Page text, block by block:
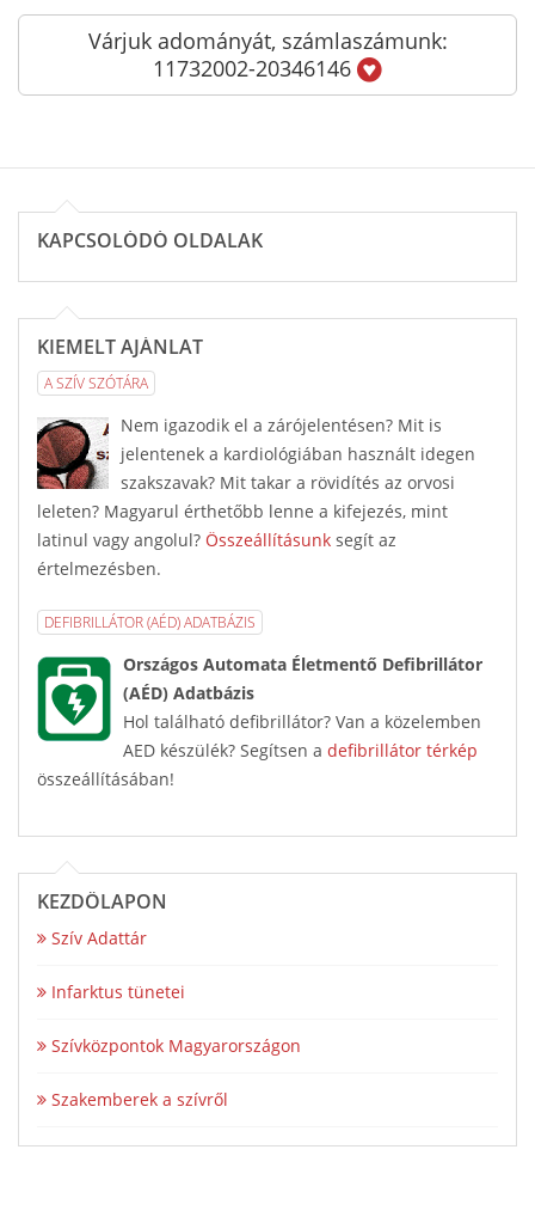
Várjuk adományát, számlaszámunk:
11732002-20346146
KAPCSOLÓDÓ OLDALAK
KIEMELT AJÁNLAT
A SZÍV SZÓTÁRA
Nem igazodik el a zárójelentésen? Mit is
jelentenek a kardiológiában használt idegen
szakszavak? Mit takar a rövidítés az orvosi
leleten? Magyarul érthetőbb lenne a kifejezés, mint
latinul vagy angolul? Összeállításunk segít az
értelmezésben.
DEFIBRILLÁTOR (AÉD) ADATBÁZIS
Országos Automata Életmentő Defibrillátor
(AÉD) Adatbázis
Hol található defibrillátor? Van a közelemben
AED készülék? Segítsen a defibrillátor térkép
összeállításában!
KEZDŐLAPON
Szív Adattár
Infarktus tünetei
Szívközpontok Magyarországon
Szakemberek a szívről